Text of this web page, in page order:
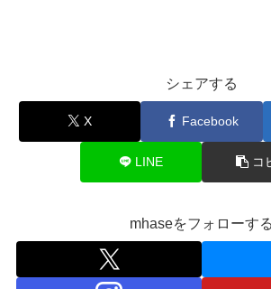
シェアする
X Facebook
LINE コ
mhaseをフォローする